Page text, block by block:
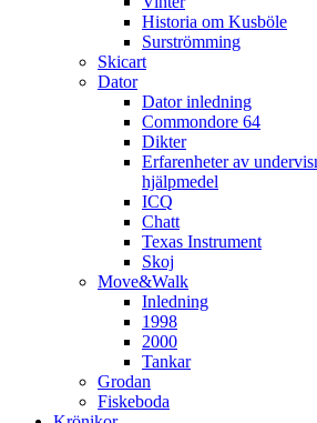
Historia om Kusböle
Surströmming
Skicart
Dator
Dator inledning
Commondore 64
Dikter
Erfarenheter av
hjälpmedel
ICQ
Chatt
Texas Instrument
Skoj
Move&Walk
Inledning
1998
2000
Tankar
Grodan
Fiskeboda